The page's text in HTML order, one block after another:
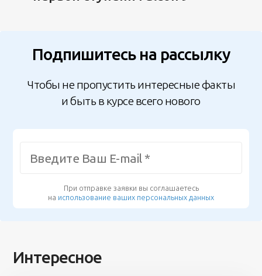
Подпишитесь на рассылку
Чтобы не пропустить интересные факты
и быть в курсе всего нового
При отправке заявки вы соглашаетесь
на использование ваших персональных данных
Интересное